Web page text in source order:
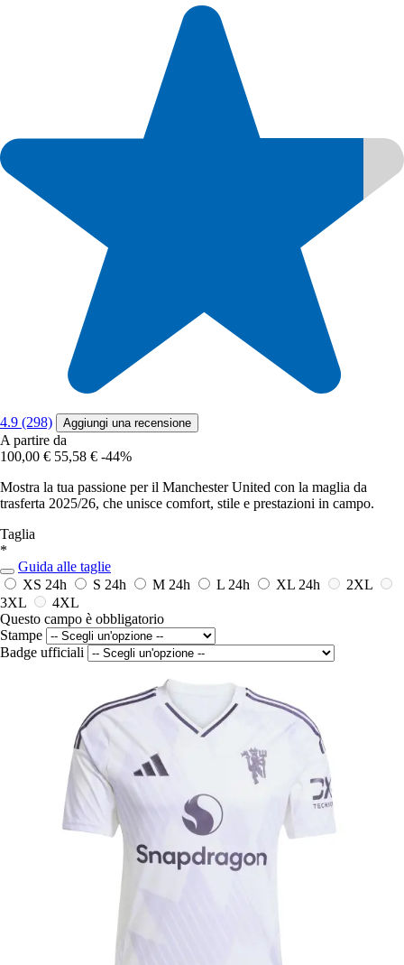
4.9 (298) Aggiungi una recensione
A partire da
100,00 € 55,58 € -44%
Mostra la tua passione per il Manchester United con la maglia da
trasferta 2025/26, che unisce comfort, stile e prestazioni in campo.
Taglia
*
Guida alle taglie
XS 24h S 24h M 24h L 24h XL 24h
2XL
3XL
4XL
Questo campo è obbligatorio
Stampe
Badge ufficiali